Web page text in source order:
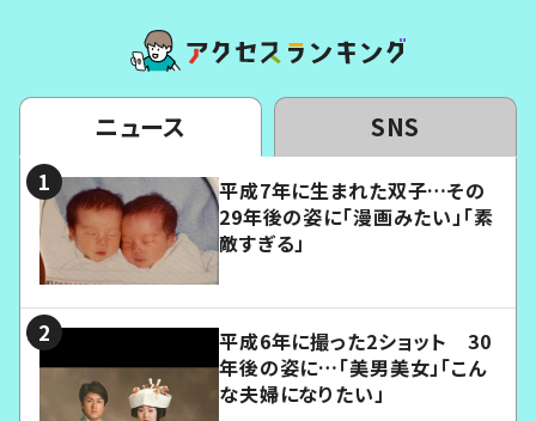
ニュース SNS
平成7年に生まれた双子…その
29年後の姿に「漫画みたい」「素
敵すぎる」
平成6年に撮った2ショット 30
年後の姿に…「美男美女」「こん
な夫婦になりたい」